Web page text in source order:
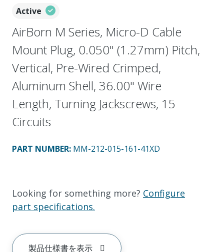
Active
AirBorn M Series, Micro-D Cable
Mount Plug, 0.050" (1.27mm) Pitch,
Vertical, Pre-Wired Crimped,
Aluminum Shell, 36.00" Wire
Length, Turning Jackscrews, 15
Circuits
PART NUMBER: MM-212-015-161-41XD
Looking for something more? Configure
part specifications.
製品仕様書を表示